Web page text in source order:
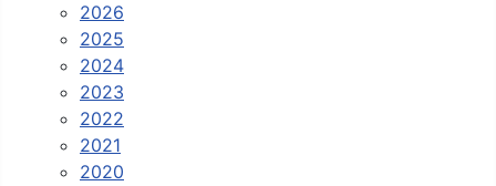
2026
2025
2024
2023
2022
2021
2020